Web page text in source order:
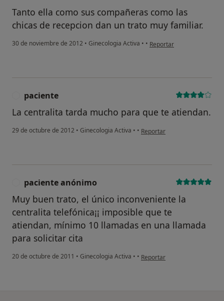
Tanto ella como sus compañeras como las
chicas de recepcion dan un trato muy familiar.
30 de noviembre de 2012 • Ginecologia Activa • • en opinión del usuario
Reportar
paciente
La centralita tarda mucho para que te atiendan.
29 de octubre de 2012 • Ginecologia Activa • • en opinión del usuario
Reportar
paciente anónimo
Muy buen trato, el único inconveniente la
centralita telefónica¡¡ imposible que te
atiendan, mínimo 10 llamadas en una llamada
para solicitar cita
20 de octubre de 2011 • Ginecologia Activa • • en opinión del usuario
Reportar